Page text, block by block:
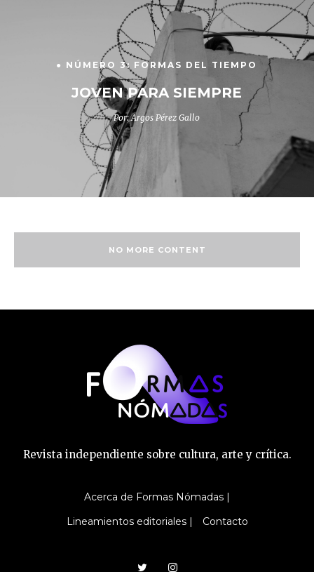
● NÚMERO 3: FORMAS DEL TIEMPO
JOVEN PARA SIEMPRE
Por: Argos Pérez Gallo
NO MORE CONTENT
Revista independiente sobre cultura, arte y crítica.
Acerca de Formas Nómadas |
Lineamientos editoriales |
Contacto